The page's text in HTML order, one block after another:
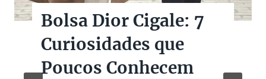
Bolsas Pretas de
Marcas de Luxo na
Super Sale dos Pais